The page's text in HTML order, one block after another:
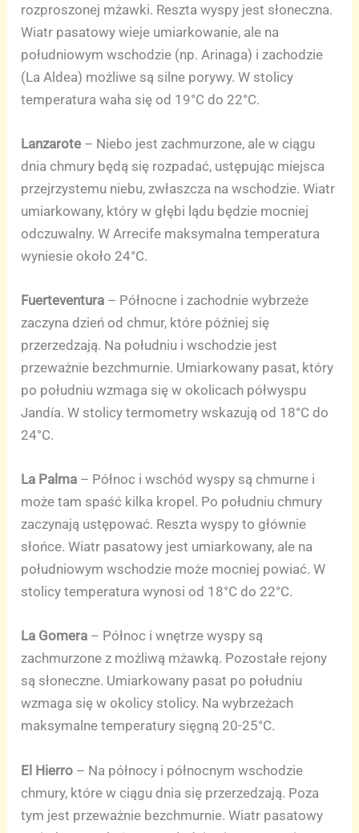
rozproszonej mżawki. Reszta wyspy jest słoneczna.
Wiatr pasatowy wieje umiarkowanie, ale na
południowym wschodzie (np. Arinaga) i zachodzie
(La Aldea) możliwe są silne porywy. W stolicy
temperatura waha się od 19°C do 22°C.
Lanzarote – Niebo jest zachmurzone, ale w ciągu
dnia chmury będą się rozpadać, ustępując miejsca
przejrzystemu niebu, zwłaszcza na wschodzie. Wiatr
umiarkowany, który w głębi lądu będzie mocniej
odczuwalny. W Arrecife maksymalna temperatura
wyniesie około 24°C.
Fuerteventura – Północne i zachodnie wybrzeże
zaczyna dzień od chmur, które później się
przerzedzają. Na południu i wschodzie jest
przeważnie bezchmurnie. Umiarkowany pasat, który
po południu wzmaga się w okolicach półwyspu
Jandía. W stolicy termometry wskazują od 18°C do
24°C.
La Palma – Północ i wschód wyspy są chmurne i
może tam spaść kilka kropel. Po południu chmury
zaczynają ustępować. Reszta wyspy to głównie
słońce. Wiatr pasatowy jest umiarkowany, ale na
południowym wschodzie może mocniej powiać. W
stolicy temperatura wynosi od 18°C do 22°C.
La Gomera – Północ i wnętrze wyspy są
zachmurzone z możliwą mżawką. Pozostałe rejony
są słoneczne. Umiarkowany pasat po południu
wzmaga się w okolicy stolicy. Na wybrzeżach
maksymalne temperatury sięgną 20-25°C.
El Hierro – Na północy i północnym wschodzie
chmury, które w ciągu dnia się przerzedzają. Poza
tym jest przeważnie bezchmurnie. Wiatr pasatowy